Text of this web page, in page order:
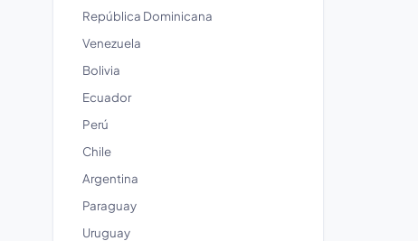
República Dominicana
Venezuela
Bolivia
Ecuador
Perú
Chile
Argentina
Paraguay
Uruguay